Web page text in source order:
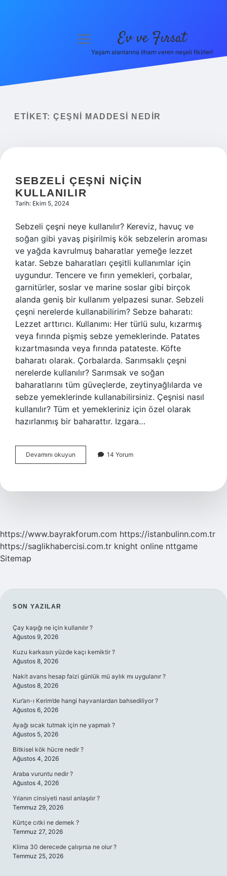
Yasal Uyarı
menüyü
Ev ve Fırsat
Yaşam alanlarına ilham veren neşeli fikirler!
ETIKET: ÇEŞNI MADDESI NEDIR
SEBZELI ÇEŞNI NIÇIN
KULLANILIR
Tarih: Ekim 5, 2024
Sebzeli çeşni neye kullanılır? Kereviz, havuç ve
soğan gibi yavaş pişirilmiş kök sebzelerin aroması
ve yağda kavrulmuş baharatlar yemeğe lezzet
katar. Sebze baharatları çeşitli kullanımlar için
uygundur. Tencere ve fırın yemekleri, çorbalar,
garnitürler, soslar ve marine soslar gibi birçok
alanda geniş bir kullanım yelpazesi sunar. Sebzeli
çeşni nerelerde kullanabilirim? Sebze baharatı:
Lezzet arttırıcı. Kullanımı: Her türlü sulu, kızarmış
veya fırında pişmiş sebze yemeklerinde. Patates
kızartmasında veya fırında patateste. Köfte
baharatı olarak. Çorbalarda. Sarımsaklı çeşni
nerelerde kullanılır? Sarımsak ve soğan
baharatlarını tüm güveçlerde, zeytinyağlılarda ve
sebze yemeklerinde kullanabilirsiniz. Çeşnisi nasıl
kullanılır? Tüm et yemekleriniz için özel olarak
hazırlanmış bir baharattır. Izgara…
Devamını okuyun
Çeşni
14 Yorum
https://www.bayrakforum.com https://istanbulinn.com.tr
https://saglikhabercisi.com.tr knight online nttgame
Sitemap
SIDEBAR
SON YAZILAR
Çay kaşığı ne için kullanılır ?
Ağustos 9, 2026
Kuzu karkasın yüzde kaçı kemiktir ?
Ağustos 8, 2026
Nakit avans hesap faizi günlük mü aylık mı uygulanır ?
Ağustos 8, 2026
Kur’an-ı Kerim’de hangi hayvanlardan bahsediliyor ?
Ağustos 6, 2026
Ayağı sıcak tutmak için ne yapmalı ?
Ağustos 5, 2026
Bitkisel kök hücre nedir ?
Ağustos 4, 2026
Araba vuruntu nedir ?
Ağustos 4, 2026
Yılanın cinsiyeti nasıl anlaşılır ?
Temmuz 29, 2026
Kürtçe cıtki ne demek ?
Temmuz 27, 2026
Klima 30 derecede çalışırsa ne olur ?
Temmuz 25, 2026